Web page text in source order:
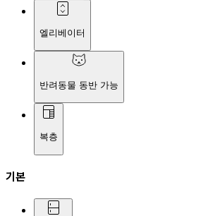
엘리베이터
반려동물 동반 가능
복층
기본